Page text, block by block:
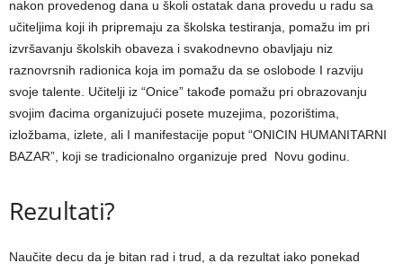
nakon provedenog dana u školi ostatak dana provedu u radu sa
učiteljima koji ih pripremaju za školska testiranja, pomažu im pri
izvršavanju školskih obaveza i svakodnevno obavljaju niz
raznovrsnih radionica koja im pomažu da se oslobode I razviju
svoje talente. Učitelji iz “Onice” takođe pomažu pri obrazovanju
svojim đacima organizujući posete muzejima, pozorištima,
izložbama, izlete, ali I manifestacije poput “ONICIN HUMANITARNI
BAZAR”, koji se tradicionalno organizuje pred Novu godinu.
Rezultati?
Naučite decu da je bitan rad i trud, a da rezultat iako ponekad